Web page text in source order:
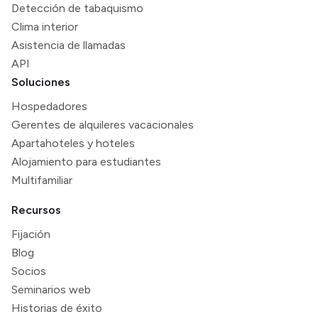
Detección de tabaquismo
Clima interior
Asistencia de llamadas
API
Soluciones
Hospedadores
Gerentes de alquileres vacacionales
Apartahoteles y hoteles
Alojamiento para estudiantes
Multifamiliar
Recursos
Fijación
Blog
Socios
Seminarios web
Historias de éxito